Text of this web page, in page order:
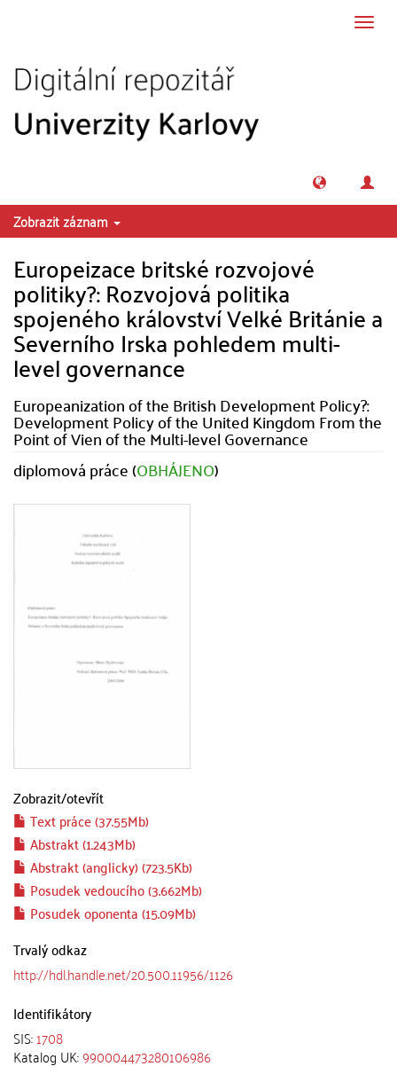
Zobrazit záznam
Europeizace britské rozvojové
politiky?: Rozvojová politika
spojeného království Velké Británie a
Severního Irska pohledem multi-
level governance
Europeanization of the British Development Policy?:
Development Policy of the United Kingdom From the
Point of Vien of the Multi-level Governance
diplomová práce (OBHÁJENO)
Zobrazit/otevřít
Text práce (37.55Mb)
Abstrakt (1.243Mb)
Abstrakt (anglicky) (723.5Kb)
Posudek vedoucího (3.662Mb)
Posudek oponenta (15.09Mb)
Trvalý odkaz
http://hdl.handle.net/20.500.11956/1126
Identifikátory
SIS:1708
Katalog UK:990004473280106986